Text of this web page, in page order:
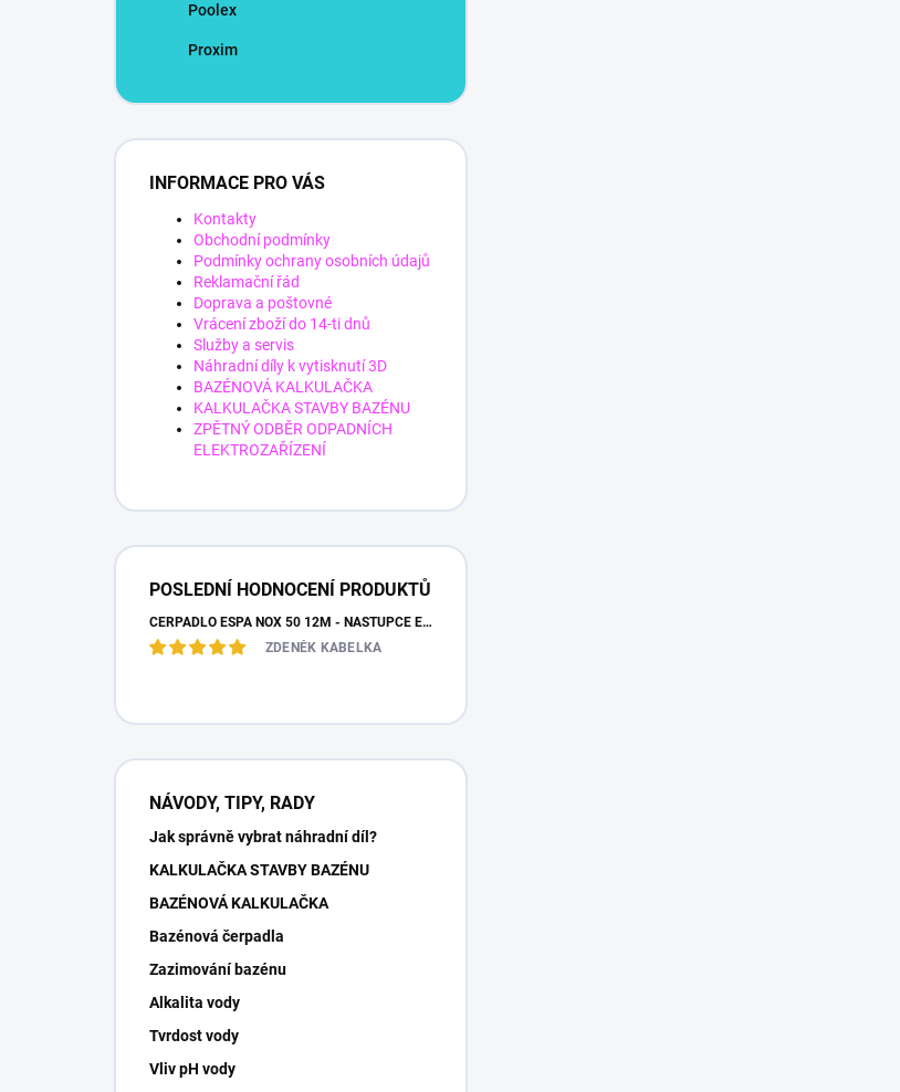
Poolex
Proxim
INFORMACE PRO VÁS
Kontakty
Obchodní podmínky
Podmínky ochrany osobních údajů
Reklamační řád
Doprava a poštovné
Vrácení zboží do 14-ti dnů
Služby a servis
Náhradní díly k vytisknutí 3D
BAZÉNOVÁ KALKULAČKA
KALKULAČKA STAVBY BAZÉNU
ZPĚTNÝ ODBĚR ODPADNÍCH
ELEKTROZAŘÍZENÍ
POSLEDNÍ HODNOCENÍ PRODUKTŮ
ČERPADLO ESPA NOX 50 12M - NÁSTUPCE ESPA IRIS
ZDENĚK KABELKA
NÁVODY, TIPY, RADY
Jak správně vybrat náhradní díl?
KALKULAČKA STAVBY BAZÉNU
BAZÉNOVÁ KALKULAČKA
Bazénová čerpadla
Zazimování bazénu
Alkalita vody
Tvrdost vody
Vliv pH vody